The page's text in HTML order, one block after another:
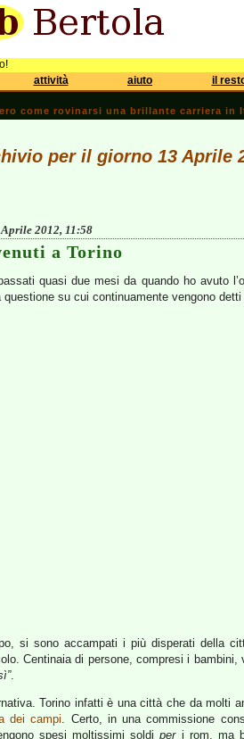
attività aiuto il
come rovinarsi una brillante carriera in
per il giorno 13 Aprile
2012, 11:58
a Torino
quasi due mesi da quando ho avuto
questione su cui continuamente vengono
si sono accampati i più disperati della
Centinaia di persone, compresi i
.
Torino infatti è una città che da
dei campi. Certo, in una commissione
spesi moltissimi soldiperi rom, ma